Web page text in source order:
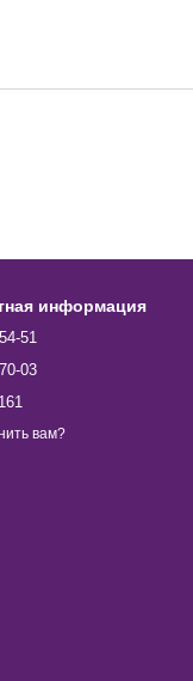
информация
51
03
вам?